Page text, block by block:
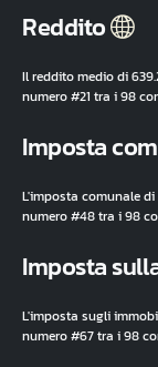
Reddito
Il reddito medio di
numero #21 tra i 98
Imposta
L'imposta comunale
numero #48 tra i 98
Imposta
L'imposta sugli
numero #67 tra i 98